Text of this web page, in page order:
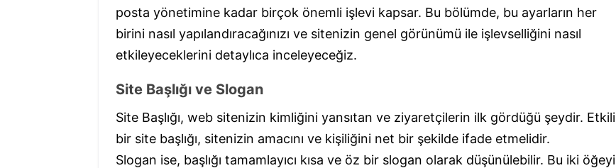
posta yönetimine kadar birçok önemli işlevi kapsar. Bu bölümde, bu ayarların her
birini nasıl yapılandıracağınızı ve sitenizin genel görünümü ile işlevselliğini nasıl
etkileyeceklerini detaylıca inceleyeceğiz.
Site Başlığı ve Slogan
Site Başlığı, web sitenizin kimliğini yansıtan ve ziyaretçilerin ilk gördüğü şeydir. Etkili
bir site başlığı, sitenizin amacını ve kişiliğini net bir şekilde ifade etmelidir.
Slogan ise, başlığı tamamlayıcı kısa ve öz bir slogan olarak düşünülebilir. Bu iki öğeyi